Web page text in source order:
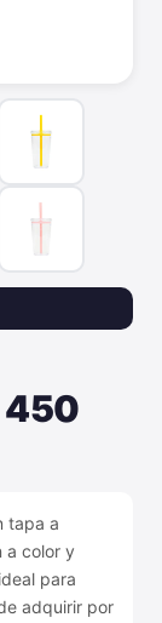
450
tapa a
a color y
para
adquirir por